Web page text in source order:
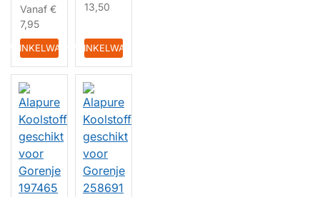
Vanaf €
7,95
WINKELWAGEN
13,50
IN WINKELWAGEN